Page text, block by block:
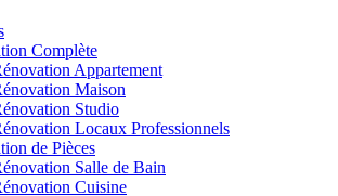
Complète
Appartement
Maison
Studio
Locaux Professionnels
de Pièces
Salle de Bain
Cuisine